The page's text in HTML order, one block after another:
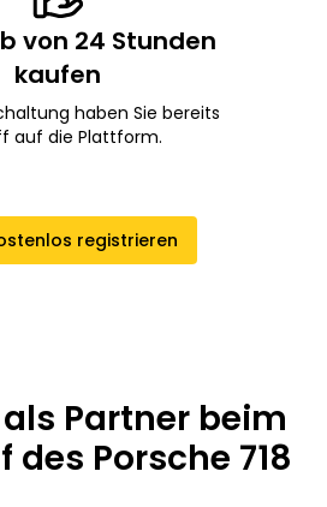
von 24 Stunden
kaufen
haben Sie bereits
auf die Plattform.
registrieren
Partner beim
des Porsche 718